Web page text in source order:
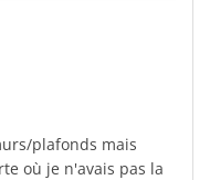
plafonds mais
où je n'avais pas la